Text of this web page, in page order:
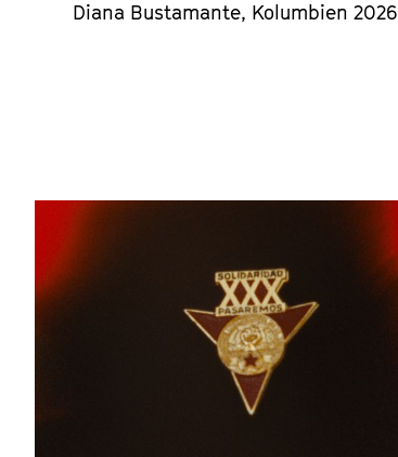
Diana Bustamante, Kolumbien 2026